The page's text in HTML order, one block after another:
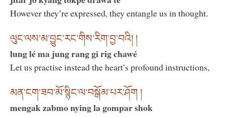
However they’re expressed, they entangle us in thought.
ལུང་ལས་མ་བྱུང་རང་གིས་རིག་བྱ་བའི། །
lung lé ma jung rang gi rig chawé
Let us practise instead the heart’s profound instructions,
མན་ངག་ཟབ་མོ་སྙིང་ལ་བསྒོམ་པར་ཤོག །
mengak zabmo nying la gompar shok